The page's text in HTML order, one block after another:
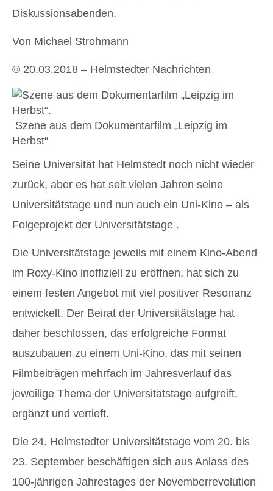
Diskussionsabenden.
Von Michael Strohmann
© 20.03.2018 – Helmstedter Nachrichten
Szene aus dem Dokumentarfilm „Leipzig im
Herbst“
Seine Universität hat Helmstedt noch nicht wieder
zurück, aber es hat seit vielen Jahren seine
Universitätstage und nun auch ein Uni-Kino – als
Folgeprojekt der Universitätstage .
Die Universitätstage jeweils mit einem Kino-Abend
im Roxy-Kino inoffiziell zu eröffnen, hat sich zu
einem festen Angebot mit viel positiver Resonanz
entwickelt. Der Beirat der Universitätstage hat
daher beschlossen, das erfolgreiche Format
auszubauen zu einem Uni-Kino, das mit seinen
Filmbeiträgen mehrfach im Jahresverlauf das
jeweilige Thema der Universitätstage aufgreift,
ergänzt und vertieft.
Die 24. Helmstedter Universitätstage vom 20. bis
23. September beschäftigen sich aus Anlass des
100-jährigen Jahrestages der Novemberrevolution